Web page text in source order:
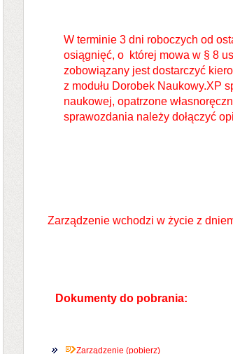
W terminie 3 dni roboczych od
osiągnięć, o której mowa w § 8
zobowiązany jest dostarczyć
z modułu Dorobek Naukowy.XP
naukowej, opatrzone
sprawozdania należy dołączyć
Zarządzenie wchodzi w życie z
Dokumenty do pobrania:
Zarządzenie (pobierz)